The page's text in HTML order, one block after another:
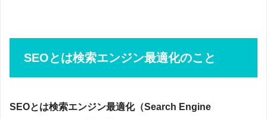
SEOとは検索エンジン最適化のこと
SEOとは検索エンジン最適化（Search Engine